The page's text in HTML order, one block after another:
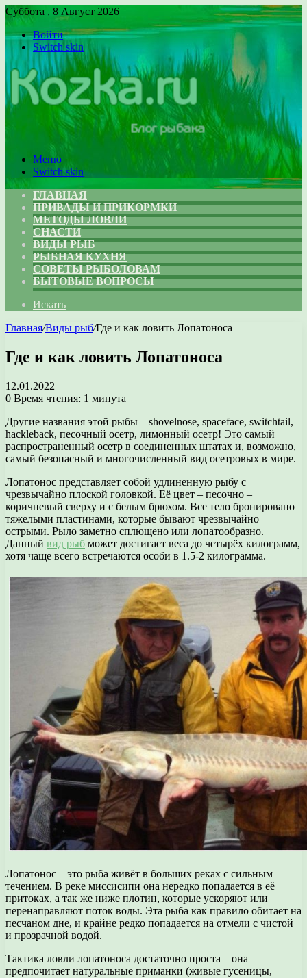
Суббота , 8 Август 2026
Войти
Switch skin
Меню
Switch skin
ГЛАВНАЯ
ПРИВАДЫ И ПРИКОРМКИ
МЕТОДЫ ЛОВЛИ
СНАСТИ
ВИДЫ РЫБ
РЫБНАЯ КУХНЯ
СОВЕТЫ РЫБОЛОВАМ
БЫТОВЫЕ ВОПРОСЫ
Искать
Главная/Виды рыб/Где и как ловить Лопатоноса
Где и как ловить Лопатоноса
12.01.2022
0 Время чтения: 1 минута
Другие названия этой рыбы – shovelnose, spaceface, switchtail,
hackleback, песочный осетр, лимонный осетр! Это самый
распространенный осетр в соединенных штатах и, возможно,
самый безопасный и многочисленный вид осетровых в мире.
Лопатонос представляет собой удлиненную рыбу с
чрезвычайно плоской головкой. Её цвет – песочно –
коричневый сверху и с белым брюхом. Все тело бронировано
тяжелыми пластинами, которые бывают чрезвычайно
острыми. Рыло заметно сплющено или лопатообразно.
Данный вид рыб может достигает веса до четырёх килограмм,
хотя чаще всего встречаются особи в 1.5-2 килограмма.
Лопатонос – это рыба живёт в больших реках с сильным
течением. В реке миссисипи она нередко попадается в её
притоках, а так же ниже плотин, которые ускоряют или
перенаправляют поток воды. Эта рыба как правило обитает на
песчаном дне, и крайне редко попадается на отмели с чистой
и прозрачной водой.
Тактика ловли лопатоноса достаточно проста – она
предпочитает натуральные приманки (живые гусеницы,